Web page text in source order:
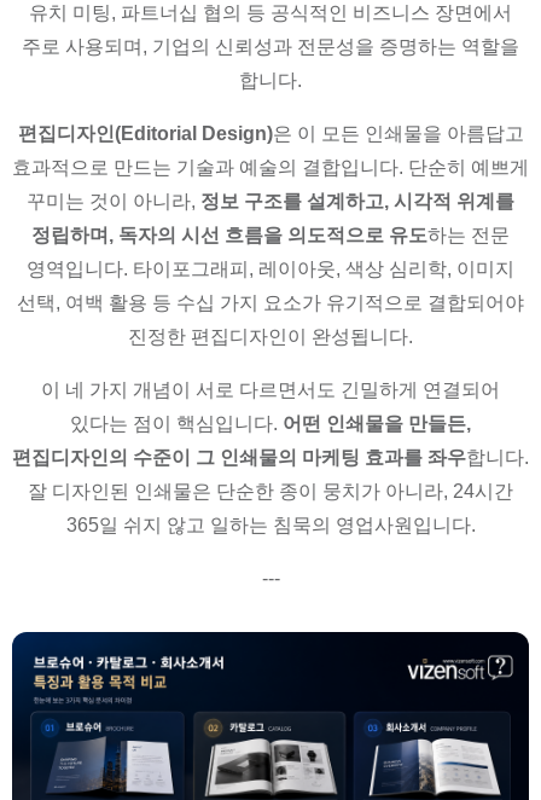
유치 미팅, 파트너십 협의 등 공식적인 비즈니스 장면에서
주로 사용되며, 기업의 신뢰성과 전문성을 증명하는 역할을
합니다.
편집디자인(Editorial Design)은 이 모든 인쇄물을 아름답고
효과적으로 만드는 기술과 예술의 결합입니다. 단순히 예쁘게
꾸미는 것이 아니라, 정보 구조를 설계하고, 시각적 위계를
정립하며, 독자의 시선 흐름을 의도적으로 유도하는 전문
영역입니다. 타이포그래피, 레이아웃, 색상 심리학, 이미지
선택, 여백 활용 등 수십 가지 요소가 유기적으로 결합되어야
진정한 편집디자인이 완성됩니다.
이 네 가지 개념이 서로 다르면서도 긴밀하게 연결되어
있다는 점이 핵심입니다. 어떤 인쇄물을 만들든,
편집디자인의 수준이 그 인쇄물의 마케팅 효과를 좌우합니다.
잘 디자인된 인쇄물은 단순한 종이 뭉치가 아니라, 24시간
365일 쉬지 않고 일하는 침묵의 영업사원입니다.
---